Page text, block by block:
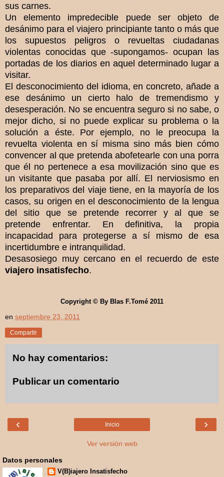
sus carnes.
Un elemento impredecible puede ser objeto de
desánimo para el viajero principiante tanto o más que
los supuestos peligros o revueltas ciudadanas
violentas conocidas que -supongamos- ocupan las
portadas de los diarios en aquel determinado lugar a
visitar.
El desconocimiento del idioma, en concreto, añade a
ese desánimo un cierto halo de tremendismo y
desesperación. No se encuentra seguro si no sabe, o
mejor dicho, si no puede explicar su problema o la
solución a éste. Por ejemplo, no le preocupa la
revuelta violenta en sí misma sino más bien cómo
convencer al que pretenda abofetearle con una porra
que él no pertenece a esa movilización sino que es
un visitante que pasaba por allí. El nerviosismo en
los preparativos del viaje tiene, en la mayoría de los
casos, su origen en el desconocimiento de la lengua
del sitio que se pretende recorrer y al que se
pretende enfrentar. En definitiva, la propia
incapacidad para protegerse a sí mismo de esa
incertidumbre e intranquilidad.
Desasosiego muy cercano en el recuerdo de este
viajero insatisfecho.
Copyright © By Blas F.Tomé 2011
en septiembre 23, 2011
Compartir
No hay comentarios:
Publicar un comentario
‹ ›
Inicio
Ver versión web
Datos personales
V(B)iajero Insatisfecho